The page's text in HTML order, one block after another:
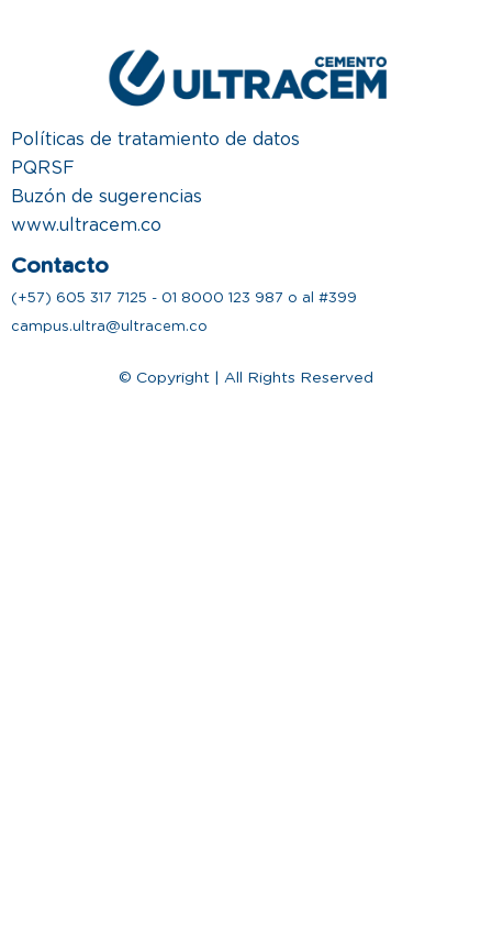
Políticas de tratamiento de datos
PQRSF
Buzón de sugerencias
www.ultracem.co
Contacto
(+57) 605 317 7125 - 01 8000 123 987 o al #399
campus.ultra@ultracem.co
© Copyright | All Rights Reserved